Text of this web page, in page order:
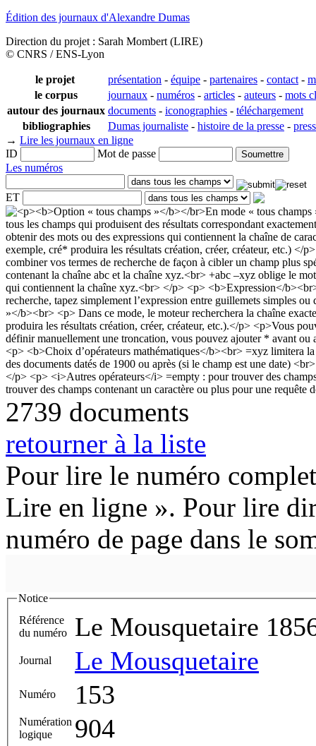
Édition des journaux d'Alexandre Dumas
Direction du projet : Sarah Mombert (LIRE)
© CNRS / ENS-Lyon
le projet présentation - équipe - partenaires - contact -
le corpus
journaux - numéros - articles - auteurs - mots
autour des journaux documents - iconographies - téléchargement
bibliographies
Dumas journaliste - histoire de la presse -
→ Lire les journaux en ligne
ID
Mot de passe
Les numéros
ET
2739 documents
retourner à la liste
Pour lire le numéro
Lire en ligne ». Pour lire
numéro de page dans le
Notice
Référence
du numéro
Le Mousquetaire
Journal Le Mousquetaire
Numéro 153
Numération
logique
904